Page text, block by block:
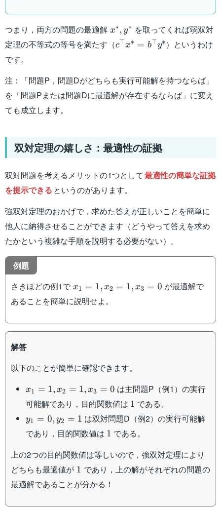
つまり，両方の問題の最適解 x^{*},y^{*}
x∗, y∗ を取ってくれば弱双対
定理の不等式の等号を満たす（c⊤x∗ = b⊤y∗ ）というわけ
です。
注：「問題P，問題Dがどちらも実行可能解を持つならば」
を「問題Pまたは問題Dに最適解が存在するならば」に変え
ても成立します。
双対定理の嬉しさ：最適性の証拠
双対問題を考えるメリットの1つとして最適性の簡単な証拠
を提示できる というのがあります。
強双対定理のおかげで，求めた答えが正しいことを簡単に
他人に納得させることができます（どうやって答えを求め
たかという複雑な手順を説明する必要がない）。
例題
さきほどの例1で x_1=1,x_2=1,x_3=0
x1 = 1, x2 = 1, x3 = 0 が最適解で
あることを簡単に説明せよ。
解答
以下のことが簡単に確認できます。
x_1=1,x_2=1,x_3=0
x1 = 1, x2 = 1, x3 = 0 は主問題P（例1）の実行
可能解であり，目的関数値は 1
1 である。
y_1=0,y_2=1
y1 = 0, y2 = 1 は双対問題D（例2）の実行可能解
であり，目的関数値は 1
1 である。
上の2つの目的関数値は等しいので，強双対定理により
どちらも最適値が 1
1 であり，上の解がそれぞれの問題の
最適解であることが分かる！